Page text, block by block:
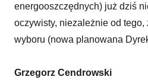
energooszczędnych) już dziś
oczywisty, niezależnie od
wyboru (nowa planowana
Grzegorz Cendrowski